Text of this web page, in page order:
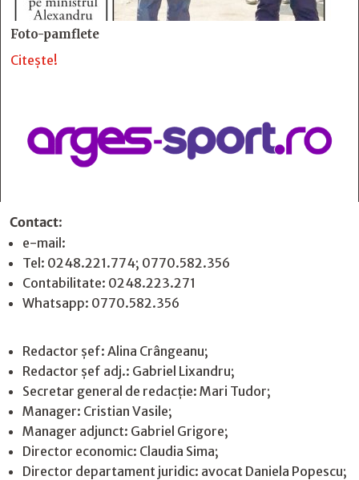
Foto-pamflete
Citește!
Contact:
e-mail:
Tel: 0248.221.774; 0770.582.356
Contabilitate: 0248.223.271
Whatsapp: 0770.582.356
Redactor șef: Alina Crângeanu;
Redactor șef adj.: Gabriel Lixandru;
Secretar general de redacție: Mari Tudor;
Manager: Cristian Vasile;
Manager adjunct: Gabriel Grigore;
Director economic: Claudia Sima;
Director departament juridic: avocat Daniela Popescu;